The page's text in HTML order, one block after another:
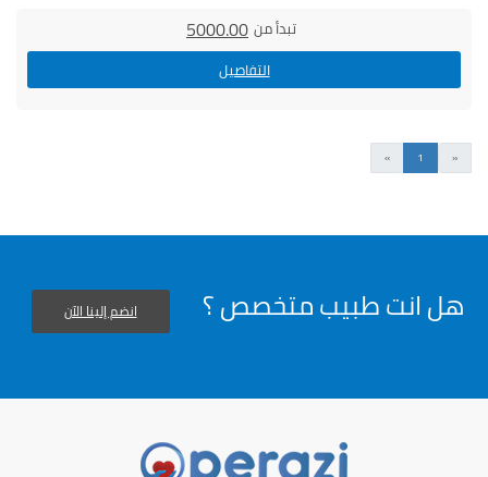
تبدأ من 5000.00
التفاصيل
«السابق 1
»التالى
هل انت طبيب متخصص ؟ انضم إلينا الآن